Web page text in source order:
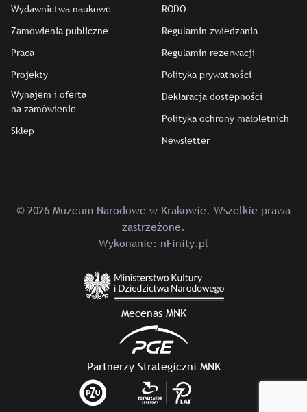
Wydawnictwa naukowe
Zamówienia publiczne
Praca
Projekty
Wynajem i oferta
na zamówienie
Sklep
RODO
Regulamin zwiedzania
Regulamin rezerwacji
Polityka prywatności
Deklaracja dostępności
Polityka ochrony małoletnich
Newsletter
© 2026 Muzeum Narodowe w Krakowie. Wszelkie prawa
zastrzeżone.
Wykonanie: nFinity.pl
Mecenas MNK
Partnerzy Strategiczni MNK